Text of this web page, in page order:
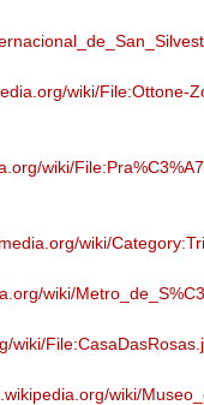
wiki/File:Ottone-
wiki/
wiki/
wiki/
wiki/
wiki/